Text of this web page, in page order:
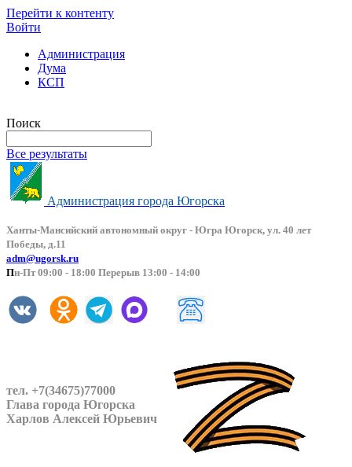
Перейти к контенту
Войти
Администрация
Дума
КСП
Поиск
Все результаты
Администрация города Югорска
Ханты-Мансийский автономный округ - Югра Югорск, ул. 40 лет
Победы, д.11
adm@ugorsk.ru
Пн-Пт 09:00 - 18:00 Перерыв 13:00 - 14:00
тел. +7(34675)77000
Глава города Югорска
Харлов Алексей Юрьевич